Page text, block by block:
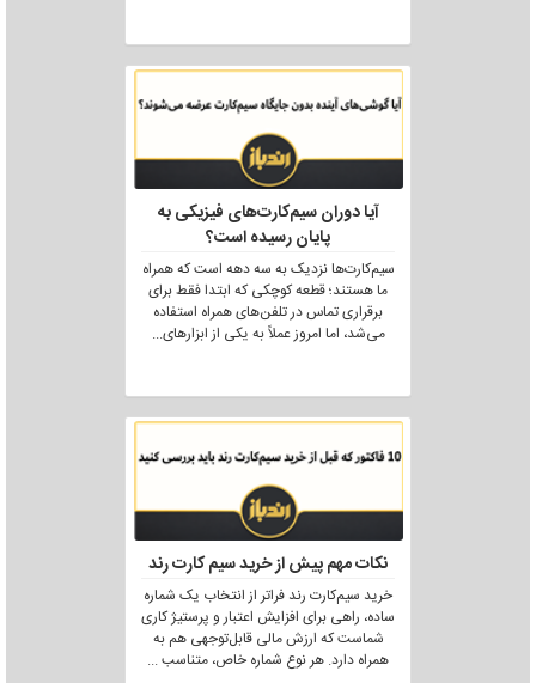
آیا دوران سیم‌کارت‌های فیزیکی به
پایان رسیده است؟
سیم‌کارت‌ها نزدیک به سه دهه است که همراه
ما هستند؛ قطعه کوچکی که ابتدا فقط برای
برقراری تماس در تلفن‌های همراه استفاده
می‌شد، اما امروز عملاً به یکی از ابزارهای...
نکات مهم پیش از خرید سیم کارت رند
خرید سیم‌کارت رند فراتر از انتخاب یک شماره
ساده، راهی برای افزایش اعتبار و پرستیژ کاری
شماست که ارزش مالی قابل‌توجهی هم به
همراه دارد. هر نوع شماره خاص، متناسب...